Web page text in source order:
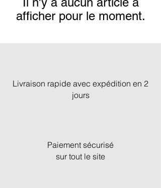
afficher pour le moment.
Livraison rapide avec expédition en 2
jours
Paiement sécurisé
sur tout le site